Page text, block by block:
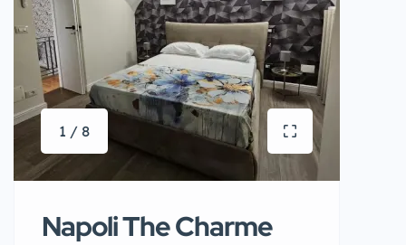
1 / 8
Napoli The Charme